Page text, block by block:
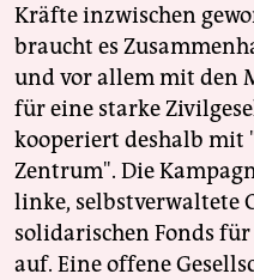
Kräfte inzwischen
braucht es
und vor allem mit den
für eine starke
kooperiert deshalb mit
Zentrum". Die
linke, selbstverwaltete
solidarischen Fonds
auf. Eine offene